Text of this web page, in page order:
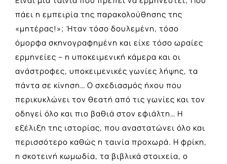
πάει η εμπειρία της παρακολούθησης της
«μητέρας!»; Ήταν τόσο δουλεμένη, τόσο
όμορφα σκηνογραφημένη και είχε τόσο ωραίες
ερμηνείες – η υποκειμενική κάμερα και οι
ανάστροφες, υποκειμενικές γωνίες λήψης, τα
πάντα σε κίνηση… Ο σχεδιασμός ήχου που
περικυκλώνει τον θεατή από τις γωνίες και τον
οδηγεί όλο και πιο βαθιά στον εφιάλτη… Η
εξέλιξη της ιστορίας, που αναστατώνει όλο και
περισσότερο καθώς η ταινία προχωρά. Η φρίκη,
η σκοτεινή κωμωδία, τα βιβλικά στοιχεία, ο